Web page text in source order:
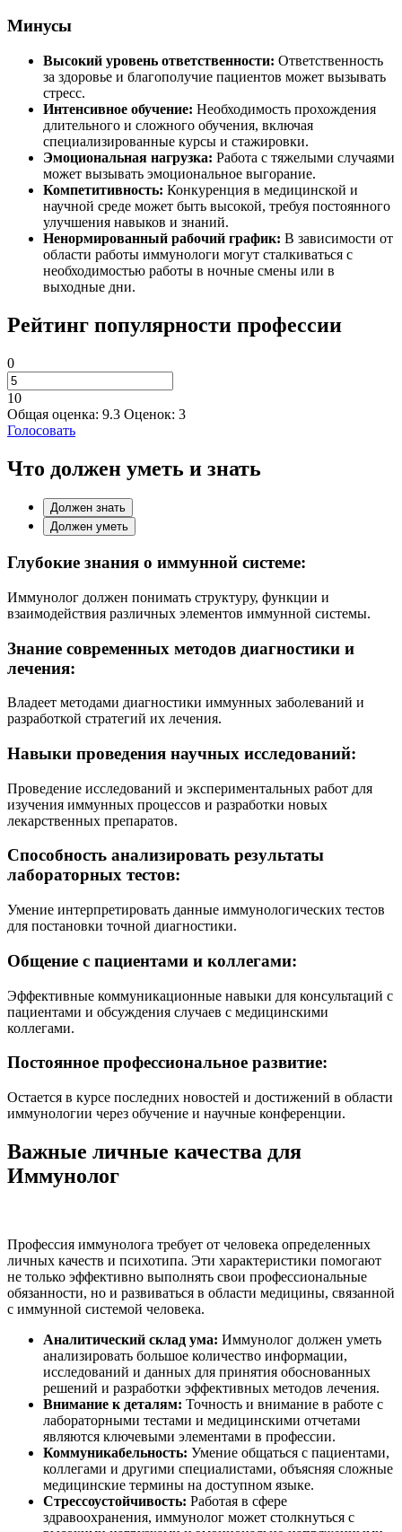
Минусы
Высокий уровень ответственности: Ответственность
за здоровье и благополучие пациентов может вызывать
стресс.
Интенсивное обучение: Необходимость прохождения
длительного и сложного обучения, включая
специализированные курсы и стажировки.
Эмоциональная нагрузка: Работа с тяжелыми случаями
может вызывать эмоциональное выгорание.
Компетитивность: Конкуренция в медицинской и
научной среде может быть высокой, требуя постоянного
улучшения навыков и знаний.
Ненормированный рабочий график: В зависимости от
области работы иммунологи могут сталкиваться с
необходимостью работы в ночные смены или в
выходные дни.
Рейтинг популярности профессии
0
10
Общая оценка: 9.3 Оценок: 3
Голосовать
Что должен уметь и знать
Должен знать
Должен уметь
Глубокие знания о иммунной системе:
Иммунолог должен понимать структуру, функции и
взаимодействия различных элементов иммунной системы.
Знание современных методов диагностики и
лечения:
Владеет методами диагностики иммунных заболеваний и
разработкой стратегий их лечения.
Навыки проведения научных исследований:
Проведение исследований и экспериментальных работ для
изучения иммунных процессов и разработки новых
лекарственных препаратов.
Способность анализировать результаты
лабораторных тестов:
Умение интерпретировать данные иммунологических тестов
для постановки точной диагностики.
Общение с пациентами и коллегами:
Эффективные коммуникационные навыки для консультаций с
пациентами и обсуждения случаев с медицинскими
коллегами.
Постоянное профессиональное развитие:
Остается в курсе последних новостей и достижений в области
иммунологии через обучение и научные конференции.
Важные личные качества для
Иммунолог
Профессия иммунолога требует от человека определенных
личных качеств и психотипа. Эти характеристики помогают
не только эффективно выполнять свои профессиональные
обязанности, но и развиваться в области медицины, связанной
с иммунной системой человека.
Аналитический склад ума: Иммунолог должен уметь
анализировать большое количество информации,
исследований и данных для принятия обоснованных
решений и разработки эффективных методов лечения.
Внимание к деталям: Точность и внимание в работе с
лабораторными тестами и медицинскими отчетами
являются ключевыми элементами в профессии.
Коммуникабельность: Умение общаться с пациентами,
коллегами и другими специалистами, объясняя сложные
медицинские термины на доступном языке.
Стрессоустойчивость: Работая в сфере
здравоохранения, иммунолог может столкнуться с